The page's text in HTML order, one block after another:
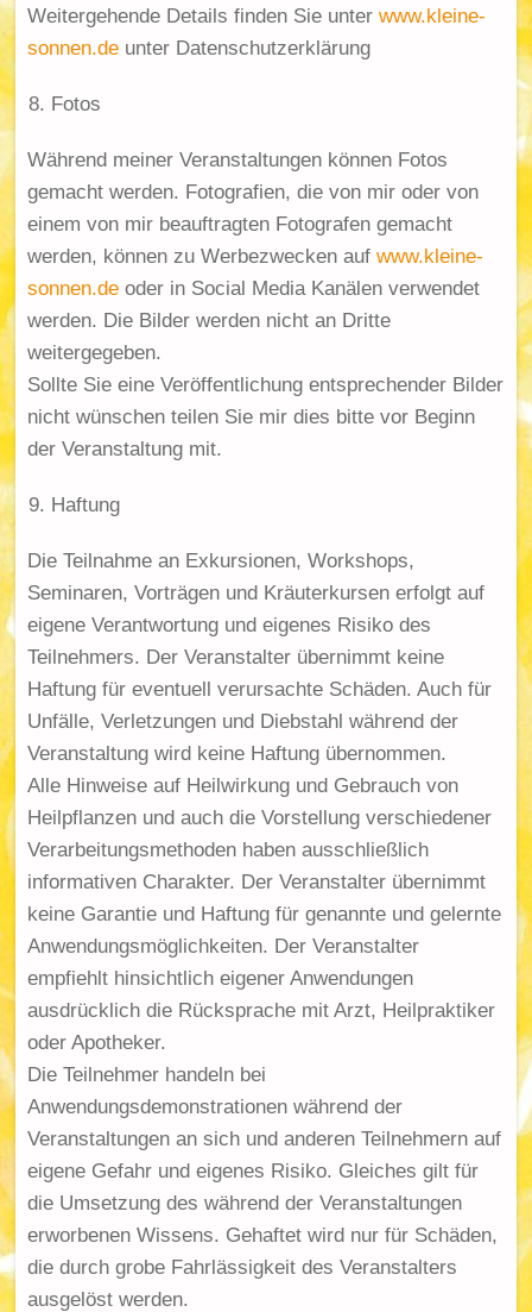
Weitergehende Details finden Sie unterwww.kleine-
sonnen.de unter Datenschutzerklärung
Fotos
Während meiner Veranstaltungen können Fotos
gemacht werden. Fotografien, die von mir oder von
einem von mir beauftragten Fotografen gemacht
werden, können zu Werbezwecken aufwww.kleine-
sonnen.de oder in Social Media Kanälen verwendet
werden. Die Bilder werden nicht an Dritte
weitergegeben.
Sollte Sie eine Veröffentlichung entsprechender Bilder
nicht wünschen teilen Sie mir dies bitte vor Beginn
der Veranstaltung mit.
Haftung
Die Teilnahme an Exkursionen, Workshops,
Seminaren, Vorträgen und Kräuterkursen erfolgt auf
eigene Verantwortung und eigenes Risiko des
Teilnehmers. Der Veranstalter übernimmt keine
Haftung für eventuell verursachte Schäden. Auch für
Unfälle, Verletzungen und Diebstahl während der
Veranstaltung wird keine Haftung übernommen.
Alle Hinweise auf Heilwirkung und Gebrauch von
Heilpflanzen und auch die Vorstellung verschiedener
Verarbeitungsmethoden haben ausschließlich
informativen Charakter. Der Veranstalter übernimmt
keine Garantie und Haftung für genannte und gelernte
Anwendungsmöglichkeiten. Der Veranstalter
empfiehlt hinsichtlich eigener Anwendungen
ausdrücklich die Rücksprache mit Arzt, Heilpraktiker
oder Apotheker.
Die Teilnehmer handeln bei
Anwendungsdemonstrationen während der
Veranstaltungen an sich und anderen Teilnehmern auf
eigene Gefahr und eigenes Risiko. Gleiches gilt für
die Umsetzung des während der Veranstaltungen
erworbenen Wissens. Gehaftet wird nur für Schäden,
die durch grobe Fahrlässigkeit des Veranstalters
ausgelöst werden.